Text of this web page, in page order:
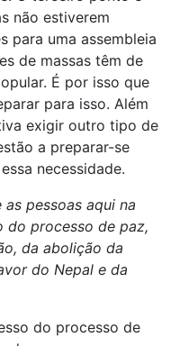
não estiverem
para uma assembleia
de massas têm de
É por isso que
para isso. Além
exigir outro tipo de
a preparar-se
necessidade.
as pessoas aqui na
do processo de paz,
da abolição da
do Nepal e da
do processo de